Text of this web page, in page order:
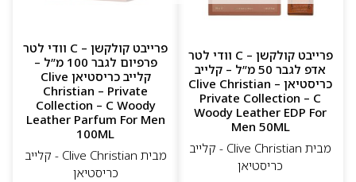
פרייבט קולקשן – C וודי לטר
אדפ לגבר 50 מ”ל – קלייב
כריסטיאן Clive Christian –
Private Collection – C
Woody Leather EDP For
Men 50ML
מבית Clive Christian - קלייב
כריסטיאן
פרייבט קולקשן – C וודי לטר
פרפיום לגבר 100 מ”ל –
קלייב כריסטיאן Clive
Christian – Private
Collection – C Woody
Leather Parfum For Men
100ML
מבית Clive Christian - קלייב
כריסטיאן